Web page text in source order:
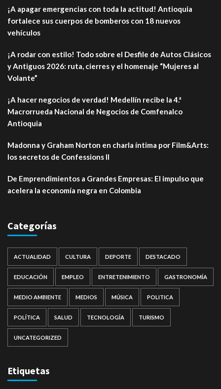
¡A apagar emergencias con toda la actitud! Antioquia
fortalece sus cuerpos de bomberos con 18 nuevos
vehículos
¡A rodar con estilo! Todo sobre el Desfile de Autos Clásicos
y Antiguos 2026: ruta, cierres y el homenaje “Mujeres al
Volante”
¡A hacer negocios de verdad! Medellín recibe la 4.ª
Macrorrueda Nacional de Negocios de Comfenalco
Antioquia
Madonna y Graham Norton en charla íntima por Film&Arts:
los secretos de Confessions II
De Emprendimientos a Grandes Empresas: El impulso que
acelera la economía negra en Colombia
Categorías
ACTUALIDAD CULTURA DEPORTE DESTACADO
EDUCACIÓN EMPLEO ENTRETENIMIENTO GASTRONOMÍA
MEDIO AMBIENTE MEDIOS MÚSICA POLITICA
POLÍTICA SALUD TECNOLOGÍA TURISMO
UNCATEGORIZED
Etiquetas